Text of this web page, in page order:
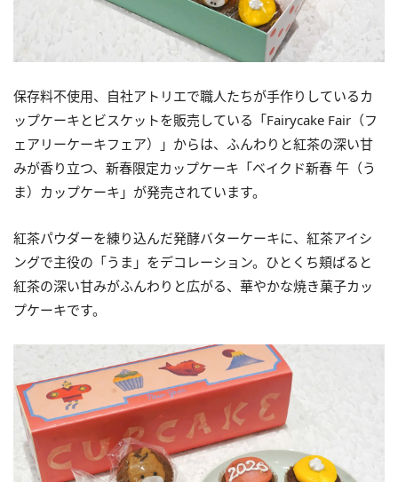
保存料不使用、自社アトリエで職人たちが手作りしているカ
ップケーキとビスケットを販売している「Fairycake Fair（フ
ェアリーケーキフェア）」からは、ふんわりと紅茶の深い甘
みが香り立つ、新春限定カップケーキ「ベイクド新春 午（う
ま）カップケーキ」が発売されています。
紅茶パウダーを練り込んだ発酵バターケーキに、紅茶アイシ
ングで主役の「うま」をデコレーション。ひとくち頬ばると
紅茶の深い甘みがふんわりと広がる、華やかな焼き菓子カッ
プケーキです。